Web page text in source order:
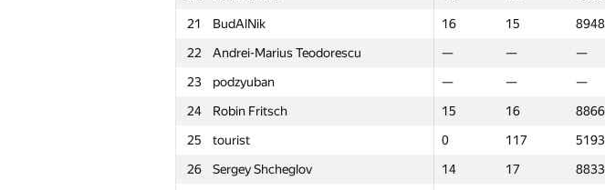
21
BudAlNik 16 15
22
Andrei-Marius Teodorescu — — —
23
podzyuban — — —
24
Robin Fritsch 15 16
25
tourist 0 117
26
Sergey Shcheglov 14 17
1 atokarev82 100 1
2
fetetriste 75 2
3
NVAL 50 4